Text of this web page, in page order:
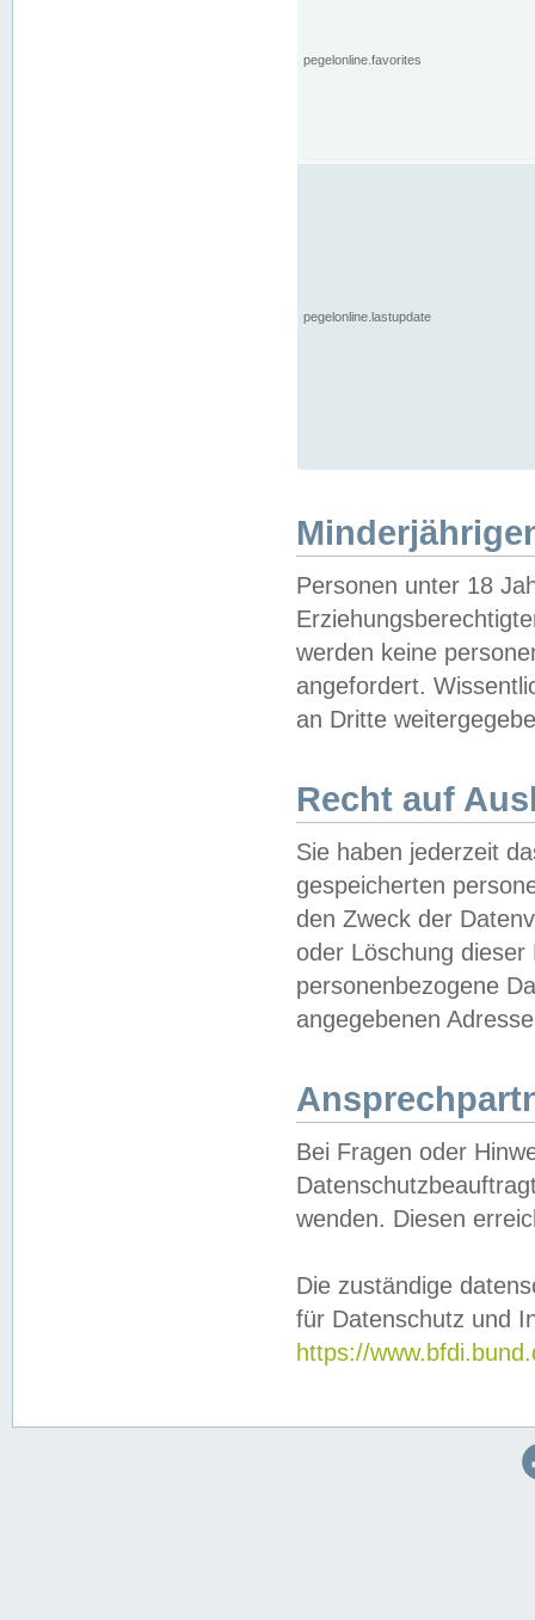
pegelonline.favorites
pegelonline.lastupdate
Personen unter 18
werden keine
angefordert.
an Dritte
Recht auf
Sie haben jederzeit
gespeicherten
den Zweck der
oder Löschung
personenbezogene
angegebenen
Bei Fragen oder
wenden. Diesen
Die zuständige
für Datenschutz und
https://